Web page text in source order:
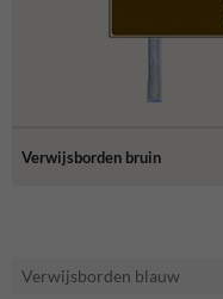
Verwijsborden bruin
Verwijsborden blauw